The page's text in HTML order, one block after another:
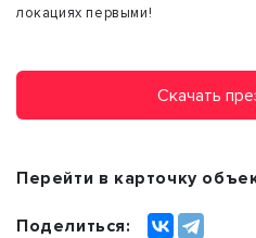
локациях первыми!
Скачать
Перейти в карточку
Поделиться: